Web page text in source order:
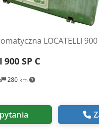
280 km
LOCATELLI 900
900 SP C